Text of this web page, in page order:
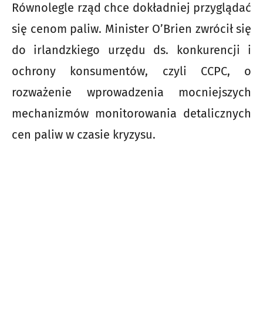
Równolegle rząd chce dokładniej przyglądać
się cenom paliw. Minister O’Brien zwrócił się
do irlandzkiego urzędu ds. konkurencji i
ochrony konsumentów, czyli CCPC, o
rozważenie wprowadzenia mocniejszych
mechanizmów monitorowania detalicznych
cen paliw w czasie kryzysu.